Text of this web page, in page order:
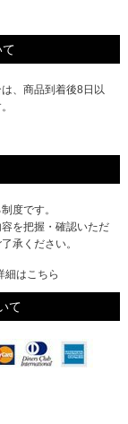
、商品到着後8日以
度です。
を把握・確認いただ
承ください。
細はこちら
て